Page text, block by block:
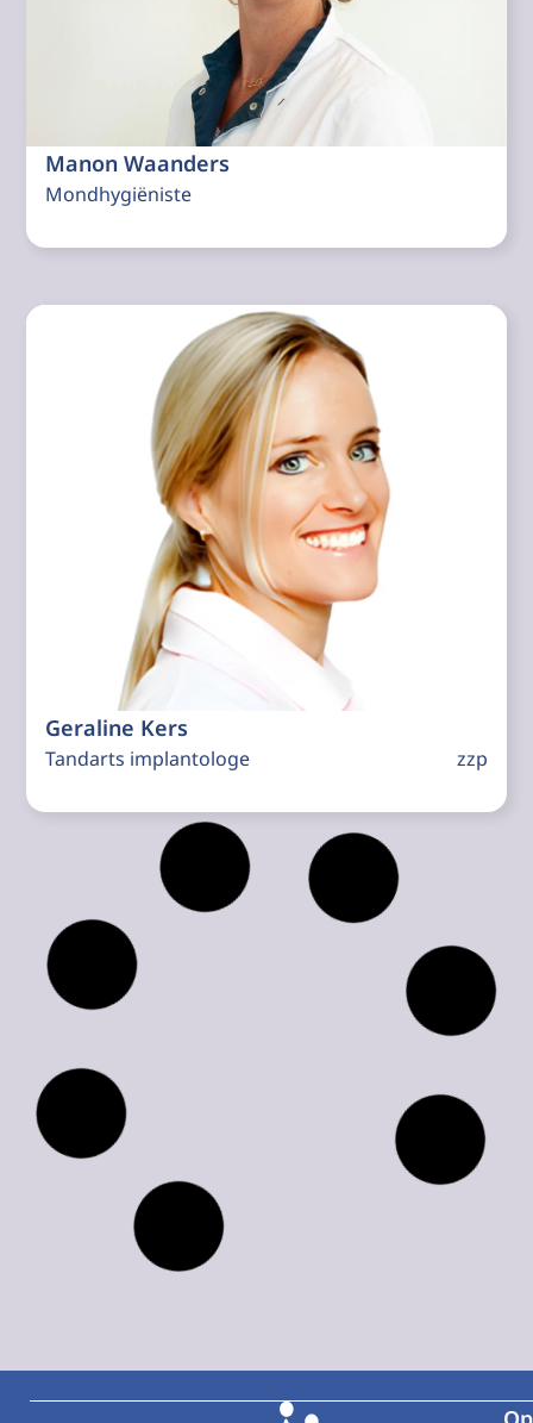
Manon Waanders
Mondhygiëniste
Geraline Kers
Tandarts implantologe zzp